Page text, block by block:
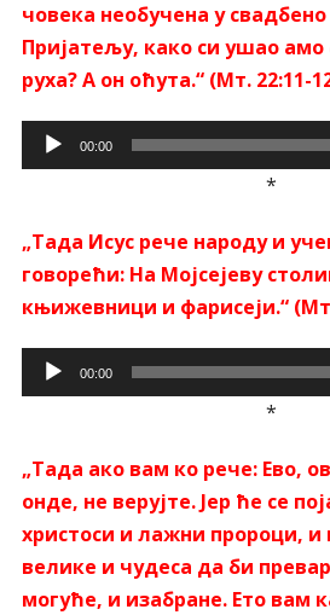
човека необучена у
Пријатељу, како си ушао амо
руха? А он оћута.“ (Мт. 22:11-
Прегледач
звучних
00:00
*
„Тада Исус рече народу и
говорећи: На Мојсејеву
књижевници и фарисеји.“ (Мт
Прегледач
звучних
00:00
*
„Тада ако вам ко рече: Ево,
онде, не верујте. Јер ће се
христоси и лажни пророци, и
велике и чудеса да би
могуће, и изабране. Ето вам